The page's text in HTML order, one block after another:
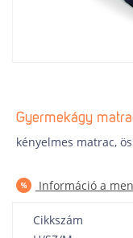
Gyermekágy
kényelmes matrac,
Információ a
Cikkszám